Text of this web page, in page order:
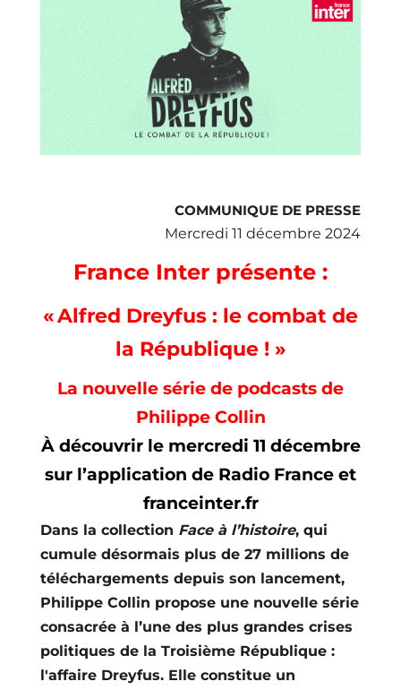
COMMUNIQUE DE PRESSE
Mercredi 11 décembre 2024
France Inter présente :
« Alfred Dreyfus : le combat de
la République ! »
La nouvelle série de podcasts de
Philippe Collin
À découvrir le mercredi 11 décembre
sur l’application de Radio France et
franceinter.fr
Dans la collection Face à l’histoire, qui
cumule désormais plus de 27 millions de
téléchargements depuis son lancement,
Philippe Collin propose une nouvelle série
consacrée à l’une des plus grandes crises
politiques de la Troisième République :
l'affaire Dreyfus. Elle constitue un